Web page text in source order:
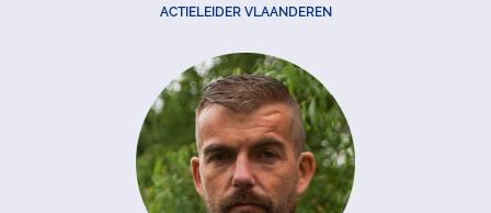
ACTIELEIDER VLAANDEREN